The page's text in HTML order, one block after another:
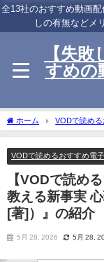
全13社のおすすめ動画
しの有無などメ
【失
すめの
ホーム VODで読め
先端の研究が教える新事実
VODで読めるおすすめ電
【VODで読め
教える新事実
[著]）』の紹介
5月 28, 2026 5月 28,